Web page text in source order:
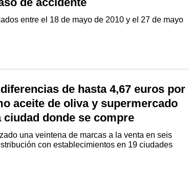
entre el 18 de mayo de 2010 y el 27 de mayo
de hasta 4,67 euros por
aceite de oliva y supermercado
ciudad donde se compre
una veintena de marcas a la venta en seis
con establecimientos en 19 ciudades